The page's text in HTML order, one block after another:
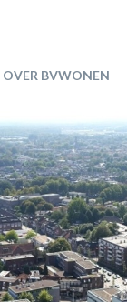
OVER BVWONEN